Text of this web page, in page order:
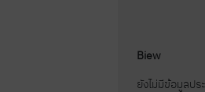
Biew
ยังไม่มีข้อมูลปร